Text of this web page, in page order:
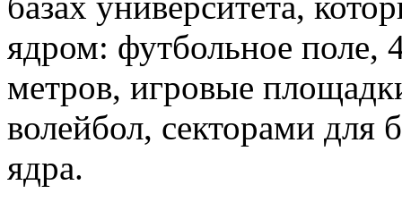
ядром: футбольное поле,
метров, игровые
волейбол, секторами для
ядра.